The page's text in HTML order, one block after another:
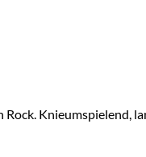
Knieumspielend,